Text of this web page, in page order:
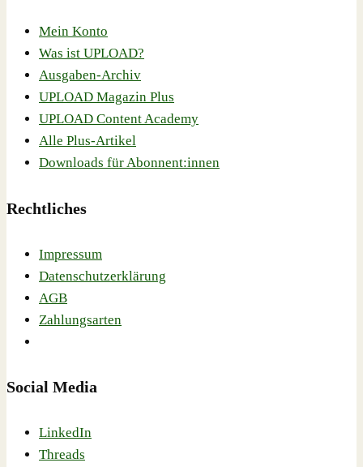
Mein Konto
Was ist UPLOAD?
Ausgaben-Archiv
UPLOAD Magazin Plus
UPLOAD Content Academy
Alle Plus-Artikel
Downloads für Abonnent:innen
Rechtliches
Impressum
Datenschutzerklärung
AGB
Zahlungsarten
Social Media
LinkedIn
Threads